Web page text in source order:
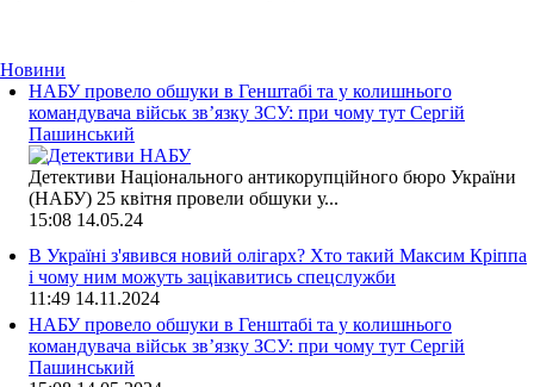
Новини
НАБУ провело обшуки в Генштабі та у колишнього
командувача військ зв’язку ЗСУ: при чому тут Сергій
Пашинський
Детективи Національного антикорупційного бюро України
(НАБУ) 25 квітня провели обшуки у...
15:08 14.05.24
В Україні з'явився новий олігарх? Хто такий Максим Кріппа
і чому ним можуть зацікавитись спецслужби
11:49 14.11.2024
НАБУ провело обшуки в Генштабі та у колишнього
командувача військ зв’язку ЗСУ: при чому тут Сергій
Пашинський